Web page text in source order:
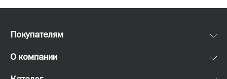
Покупателям
О компании